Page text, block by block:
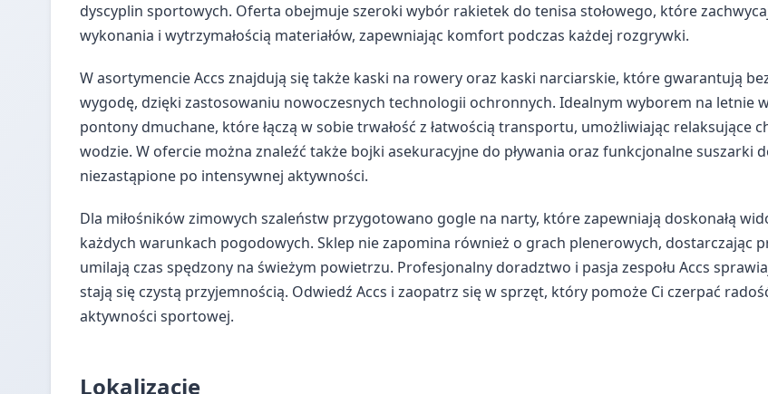
dyscyplin sportowych. Oferta obejmuje szeroki wybór rakietek do tenisa stołowego, które
wykonania i wytrzymałością materiałów, zapewniając komfort podczas każdej rozgrywki.
W asortymencie Accs znajdują się także kaski na rowery oraz kaski narciarskie, które gwarantują
wygodę, dzięki zastosowaniu nowoczesnych technologii ochronnych. Idealnym wyborem na letnie
pontony dmuchane, które łączą w sobie trwałość z łatwością transportu, umożliwiając relaksujące
wodzie. W ofercie można znaleźć także bojki asekuracyjne do pływania oraz funkcjonalne suszarki
niezastąpione po intensywnej aktywności.
Dla miłośników zimowych szaleństw przygotowano gogle na narty, które zapewniają doskonałą
każdych warunkach pogodowych. Sklep nie zapomina również o grach plenerowych, dostarczając
umilają czas spędzony na świeżym powietrzu. Profesjonalny doradztwo i pasja zespołu Accs
stają się czystą przyjemnością. Odwiedź Accs i zaopatrz się w sprzęt, który pomoże Ci czerpać
aktywności sportowej.
Lokalizacje